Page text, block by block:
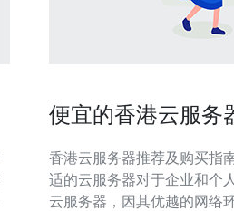
便宜的香港云服务
香港云服务器推荐及购买指南 在当今数字化时代，选择
适的云服务器对于企业和个
云服务器，因其优越的网络